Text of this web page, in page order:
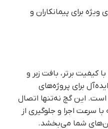
برای پیمانکاران و
جم ۲۵ کیلویی با کیفیت برتر، بافت زبر و
برای پروژه‌های
است. این گچ نه‌تنها اتصال
سرعت اجرا و جلوگیری از
شما می‌بخشد.